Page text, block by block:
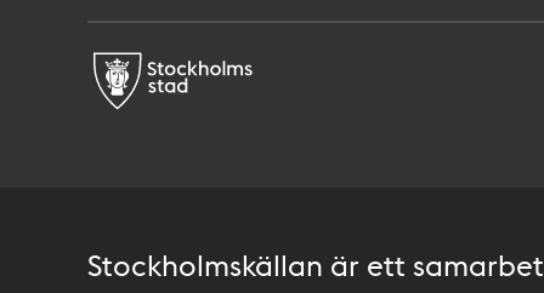
Stockholmskällan är ett